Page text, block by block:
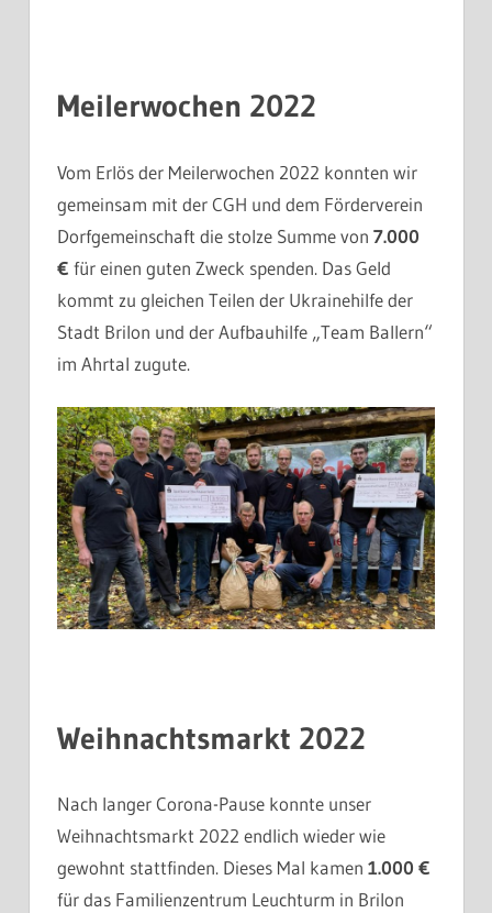
Meilerwochen 2022
Vom Erlös der Meilerwochen 2022 konnten wir
gemeinsam mit der CGH und dem Förderverein
Dorfgemeinschaft die stolze Summe von 7.000
€ für einen guten Zweck spenden. Das Geld
kommt zu gleichen Teilen der Ukrainehilfe der
Stadt Brilon und der Aufbauhilfe „Team Ballern“
im Ahrtal zugute.
Weihnachtsmarkt 2022
Nach langer Corona-Pause konnte unser
Weihnachtsmarkt 2022 endlich wieder wie
gewohnt stattfinden. Dieses Mal kamen 1.000 €
für das Familienzentrum Leuchturm in Brilon